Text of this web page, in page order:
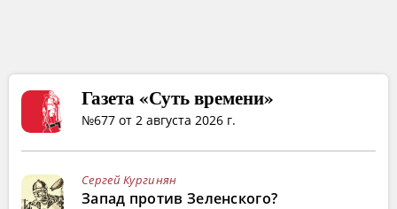
Газета «Суть времени»
№677 от 2 августа 2026 г.
Сергей Кургинян
Запад против Зеленского?